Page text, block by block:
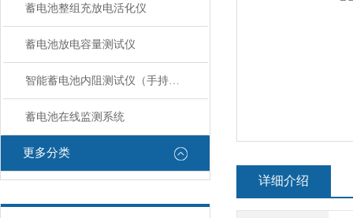
蓄电池整组充放电活化仪
蓄电池放电容量测试仪
智能蓄电池内阻测试仪（手持式）
蓄电池在线监测系统
更多分类
详细介绍